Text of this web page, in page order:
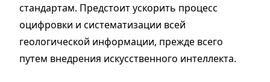
стандартам. Предстоит ускорить процесс
оцифровки и систематизации всей
геологической информации, прежде всего
путем внедрения искусственного интеллекта.